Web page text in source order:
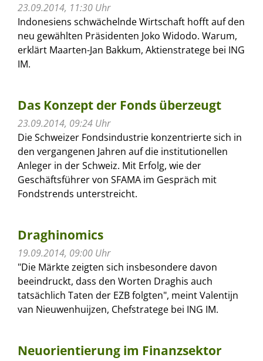
23.09.2014, 11:30 Uhr
Indonesiens schwächelnde Wirtschaft hofft auf den
neu gewählten Präsidenten Joko Widodo. Warum,
erklärt Maarten-Jan Bakkum, Aktienstratege bei ING
IM.
Das Konzept der Fonds überzeugt
23.09.2014, 09:24 Uhr
Die Schweizer Fondsindustrie konzentrierte sich in
den vergangenen Jahren auf die institutionellen
Anleger in der Schweiz. Mit Erfolg, wie der
Geschäftsführer von SFAMA im Gespräch mit
Fondstrends unterstreicht.
Draghinomics
19.09.2014, 09:00 Uhr
"Die Märkte zeigten sich insbesondere davon
beeindruckt, dass den Worten Draghis auch
tatsächlich Taten der EZB folgten", meint Valentijn
van Nieuwenhuijzen, Chefstratege bei ING IM.
Neuorientierung im Finanzsektor